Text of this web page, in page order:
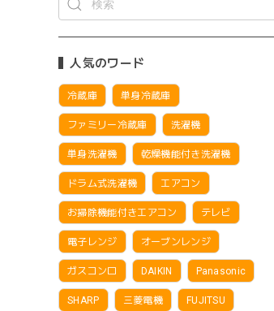
人気のワード
冷蔵庫 単身冷蔵庫
ファミリー冷蔵庫 洗濯機
単身洗濯機 乾燥機能付き洗濯機
ドラム式洗濯機 エアコン
お掃除機能付きエアコン テレビ
電子レンジ オーブンレンジ
ガスコンロ DAIKIN Panasonic
SHARP 三菱電機 FUJITSU